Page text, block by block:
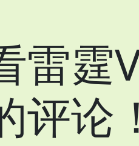
雷霆
评论！